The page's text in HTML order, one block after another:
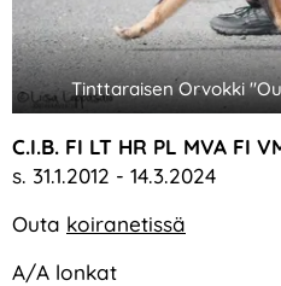
Tinttaraisen Orvokki
C.I.B. FI LT HR PL MVA FI
s. 31.1.2012 - 14.3.2024
Outa koiranetissä
A/A lonkat